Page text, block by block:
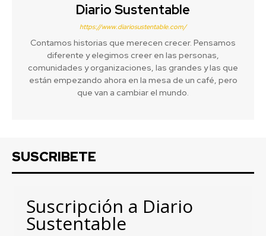
Diario Sustentable
https://www.diariosustentable.com/
Contamos historias que merecen crecer. Pensamos
diferente y elegimos creer en las personas,
comunidades y organizaciones, las grandes y las que
están empezando ahora en la mesa de un café, pero
que van a cambiar el mundo.
SUSCRIBETE
Suscripción a Diario
Sustentable